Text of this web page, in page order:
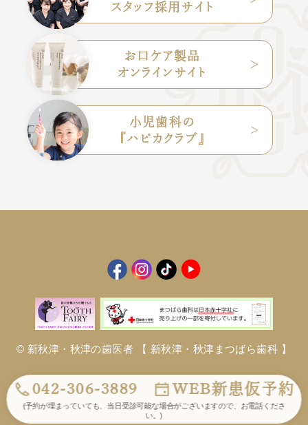
(予約が埋まっていても、当日受診可能な場合がございますので、お電話くださ
い。)
042-306-3889 WEB新患仮予約
スタッフ採用サイト
お口ケア製品
オンラインサイト
小児歯科の
『ハピカクラブ』
© 新秋津・秋津の歯医者 【 新秋津・秋津まつばら歯科 】